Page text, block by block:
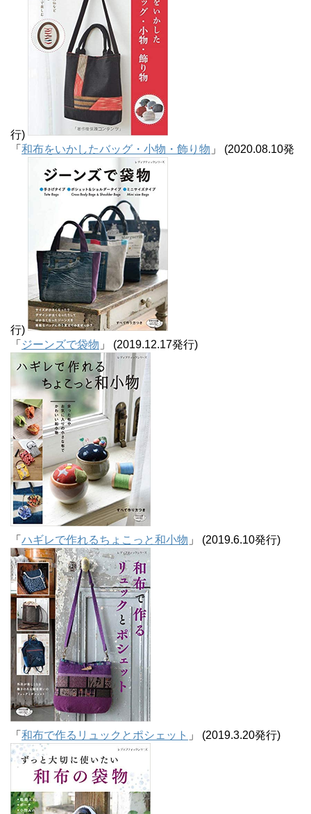
行)
「 和布をいかしたバッグ・小物・飾り物 」 (2020.08.10発
行)
「 ジーンズで袋物 」 (2019.12.17発行)
「 ハギレで作れるちょこっと和小物 」 (2019.6.10発行)
「 和布で作るリュックとポシェット 」 (2019.3.20発行)